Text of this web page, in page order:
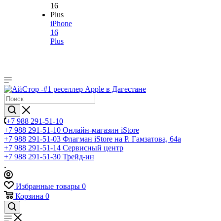
iPhone
16
Plus
+7 988 291-51-10
+7 988 291-51-10 Онлайн-магазин iStore
+7 988 291-51-03 Флагман iStore на Р. Гамзатова, 64а
+7 988 291-51-14 Сервисный центр
+7 988 291-51-30 Трейд-ин
Избранные товары 0
Корзина 0